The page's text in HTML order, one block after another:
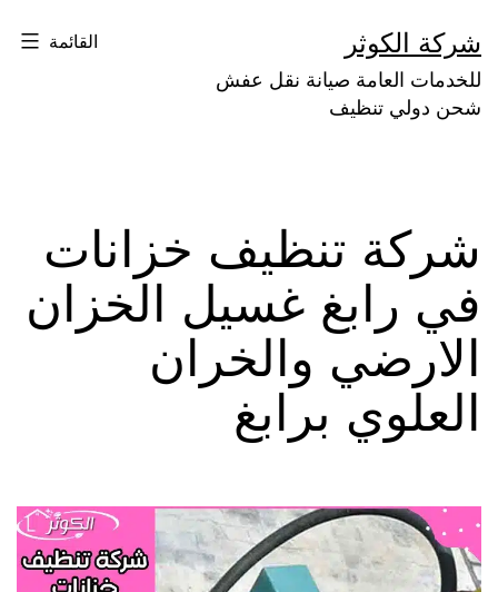
إلى
المحتوى
شركة الكوثر
للخدمات العامة صيانة نقل عفش
شحن دولي تنظيف
القائمة
شركة تنظيف خزانات
في رابغ غسيل الخزان
الارضي والخران
العلوي برابغ